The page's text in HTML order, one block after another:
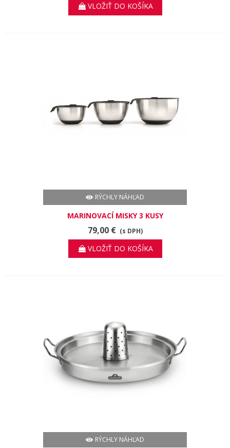
VLOŽIŤ DO KOŠÍKA
RÝCHLY NÁHĽAD
MARINOVACÍ MISKY 3 KUSY
79,00 € (s DPH)
VLOŽIŤ DO KOŠÍKA
RÝCHLY NÁHĽAD